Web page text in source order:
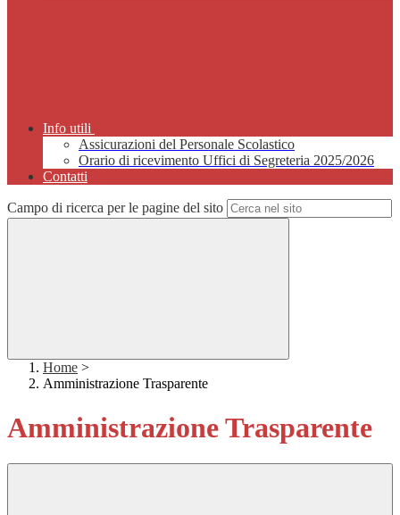
Info utili
Assicurazioni del Personale Scolastico
Orario di ricevimento Uffici di Segreteria 2025/2026
Contatti
Campo di ricerca per le pagine del sito
Home >
Amministrazione Trasparente
Amministrazione Trasparente